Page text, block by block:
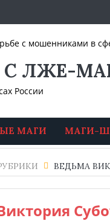
России
ЛЖЕ-
с мошенниками в
МАГИ МАГИ-
ВЕДЬМА